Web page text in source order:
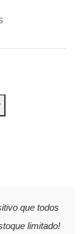
que todos
limitado!